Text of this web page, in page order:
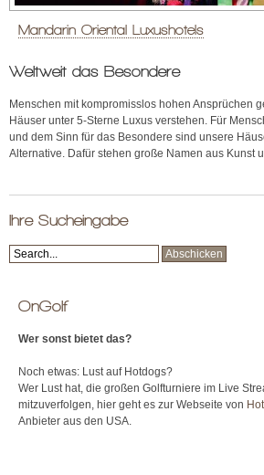
Mandarin Oriental Luxushotels
Weltweit das Besondere
Menschen mit kompromisslos hohen Ansprüchen
Häuser unter 5-Sterne Luxus verstehen. Für
und dem Sinn für das Besondere sind unsere
Alternative. Dafür stehen große Namen aus Kunst
Ihre Sucheingabe
OnGolf
Wer sonst bietet das?
Noch etwas: Lust auf Hotdogs?
Wer Lust hat, die großen Golfturniere im Live
mitzuverfolgen, hier geht es zur Webseite von
Anbieter aus den USA.